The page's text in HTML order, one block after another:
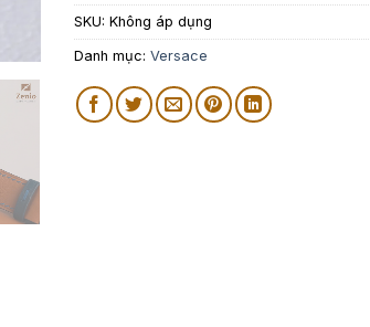
SKU: Không áp dụng
Danh mục: Versace